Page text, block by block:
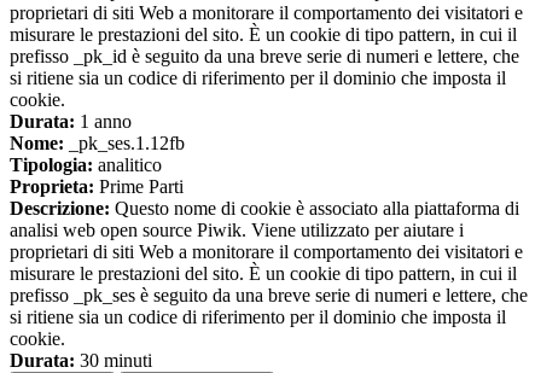
proprietari di siti Web a monitorare il comportamento dei visitatori e
misurare le prestazioni del sito. È un cookie di tipo pattern, in cui il
prefisso _pk_id è seguito da una breve serie di numeri e lettere, che
si ritiene sia un codice di riferimento per il dominio che imposta il
cookie.
Durata: 1 anno
Nome: _pk_ses.1.12fb
Tipologia: analitico
Proprieta: Prime Parti
Descrizione: Questo nome di cookie è associato alla piattaforma di
analisi web open source Piwik. Viene utilizzato per aiutare i
proprietari di siti Web a monitorare il comportamento dei visitatori e
misurare le prestazioni del sito. È un cookie di tipo pattern, in cui il
prefisso _pk_ses è seguito da una breve serie di numeri e lettere, che
si ritiene sia un codice di riferimento per il dominio che imposta il
cookie.
Durata: 30 minuti